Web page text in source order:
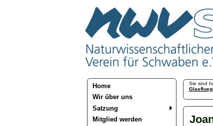
Home
Wir über uns
Satzung
Mitglied werden
Sie sind